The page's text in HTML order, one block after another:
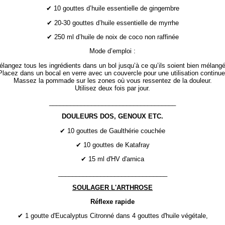
✔ 10 gouttes d’huile essentielle de gingembre
✔ 20-30 gouttes d’huile essentielle de myrrhe
✔ 250 ml d’huile de noix de coco non raffinée
Mode d’emploi :
tous les ingrédients dans un bol jusqu’à ce qu’ils soient bien
dans un bocal en verre avec un couvercle pour une utilisation continue.
Massez la pommade sur les zones où vous ressentez de la douleur.
Utilisez deux fois par jour.
DOULEURS DOS, GENOUX ETC.
✔ 10 gouttes de Gaulthérie couchée
✔ 10 gouttes de Katafray
✔ 15 ml d'HV d'arnica
SOULAGER L'ARTHROSE
Réflexe rapide
✔ 1 goutte d'Eucalyptus Citronné dans 4 gouttes d'huile végétale,